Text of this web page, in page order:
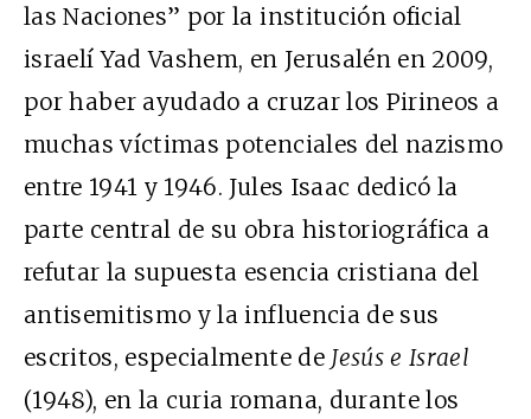
las Naciones” por la institución oficial
israelí Yad Vashem, en Jerusalén en 2009,
por haber ayudado a cruzar los Pirineos a
muchas víctimas potenciales del nazismo
entre 1941 y 1946. Jules Isaac dedicó la
parte central de su obra historiográfica a
refutar la supuesta esencia cristiana del
antisemitismo y la influencia de sus
escritos, especialmente de Jesús e Israel
(1948), en la curia romana, durante los